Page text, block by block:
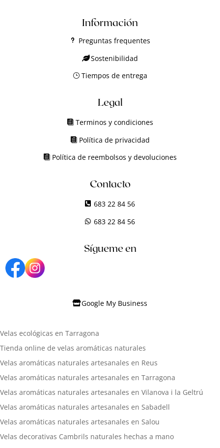
Información
Preguntas frequentes
Sostenibilidad
Tiempos de entrega
Legal
Terminos y condiciones
Política de privacidad
Política de reembolsos y devoluciones
Contacto
683 22 84 56
683 22 84 56
Sígueme en
Google My Business
Velas ecológicas en Tarragona
Tienda online de velas aromáticas naturales
Velas aromáticas naturales artesanales en Reus
Velas aromáticas naturales artesanales en Tarragona
Velas aromáticas naturales artesanales en Vilanova i la Geltrú
Velas aromáticas naturales artesanales en Sabadell
Velas aromáticas naturales artesanales en Salou
Velas decorativas Cambrils naturales hechas a mano